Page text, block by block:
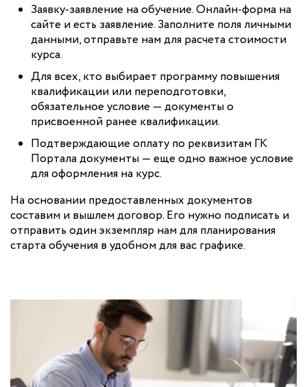
Заявку-заявление на обучение. Онлайн-форма на
сайте и есть заявление. Заполните поля личными
данными, отправьте нам для расчета стоимости
курса.
Для всех, кто выбирает программу повышения
квалификации или переподготовки,
обязательное условие — документы о
присвоенной ранее квалификации.
Подтверждающие оплату по реквизитам ГК
Портала документы — еще одно важное условие
для оформления на курс.
На основании предоставленных документов
составим и вышлем договор. Его нужно подписать и
отправить один экземпляр нам для планирования
старта обучения в удобном для вас графике.